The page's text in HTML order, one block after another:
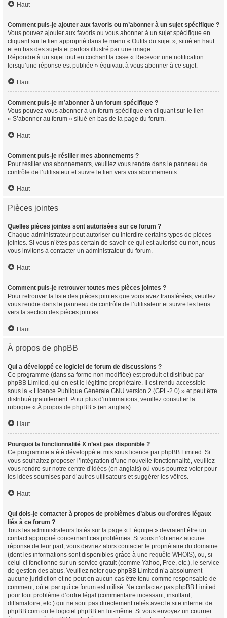
Haut
Comment puis-je ajouter aux favoris ou m’abonner à un sujet spécifique ?
Vous pouvez ajouter aux favoris ou vous abonner à un sujet spécifique en
cliquant sur le lien approprié dans le menu « Outils du sujet », situé en haut
et en bas des sujets et parfois illustré par une image.
Répondre à un sujet tout en cochant la case « Recevoir une notification
lorsqu’une réponse est publiée » équivaut à vous abonner à ce sujet.
Haut
Comment puis-je m’abonner à un forum spécifique ?
Vous pouvez vous abonner à un forum spécifique en cliquant sur le lien
« S’abonner au forum » situé en bas de la page du forum.
Haut
Comment puis-je résilier mes abonnements ?
Pour résilier vos abonnements, veuillez vous rendre dans le panneau de
contrôle de l’utilisateur et suivre le lien vers vos abonnements.
Haut
Pièces jointes
Quelles pièces jointes sont autorisées sur ce forum ?
Chaque administrateur peut autoriser ou interdire certains types de pièces
jointes. Si vous n’êtes pas certain de savoir ce qui est autorisé ou non, nous
vous invitons à contacter un administrateur du forum.
Haut
Comment puis-je retrouver toutes mes pièces jointes ?
Pour retrouver la liste des pièces jointes que vous avez transférées, veuillez
vous rendre dans le panneau de contrôle de l’utilisateur et suivre les liens
vers la section des pièces jointes.
Haut
À propos de phpBB
Qui a développé ce logiciel de forum de discussions ?
Ce programme (dans sa forme non modifiée) est produit et distribué par
phpBB Limited , qui en est le légitime propriétaire. Il est rendu accessible
sous la « Licence Publique Générale GNU version 2 (GPL-2.0) » et peut être
distribué gratuitement. Pour plus d’informations, veuillez consulter la
rubrique « À propos de phpBB » (en anglais).
Haut
Pourquoi la fonctionnalité X n’est pas disponible ?
Ce programme a été développé et mis sous licence par phpBB Limited. Si
vous souhaitez proposer l’intégration d’une nouvelle fonctionnalité, veuillez
vous rendre sur notre centre d’idées (en anglais) où vous pourrez voter pour
les idées soumises par d’autres utilisateurs et suggérer les vôtres.
Haut
Qui dois-je contacter à propos de problèmes d’abus ou d’ordres légaux
liés à ce forum ?
Tous les administrateurs listés sur la page « L’équipe » devraient être un
contact approprié concernant ces problèmes. Si vous n’obtenez aucune
réponse de leur part, vous devriez alors contacter le propriétaire du domaine
(dont les informations sont disponibles grâce à une requête WHOIS), ou, si
celui-ci fonctionne sur un service gratuit (comme Yahoo, Free, etc.), le service
de gestion des abus. Veuillez noter que phpBB Limited n’a absolument
aucune juridiction et ne peut en aucun cas être tenu comme responsable de
comment, où et par qui ce forum est utilisé. Ne contactez pas phpBB Limited
pour tout problème d’ordre légal (commentaire incessant, insultant,
diffamatoire, etc.) qui ne sont pas directement reliés avec le site internet de
phpBB.com ou le logiciel phpBB en lui-même. Si vous envoyez un courrier